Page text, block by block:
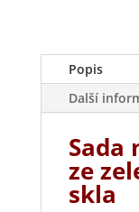
Popis
Další
Sada
ze
skla